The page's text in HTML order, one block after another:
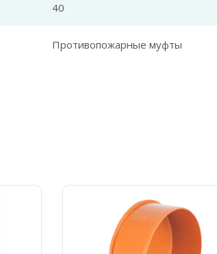
40
Противопожарные муфты